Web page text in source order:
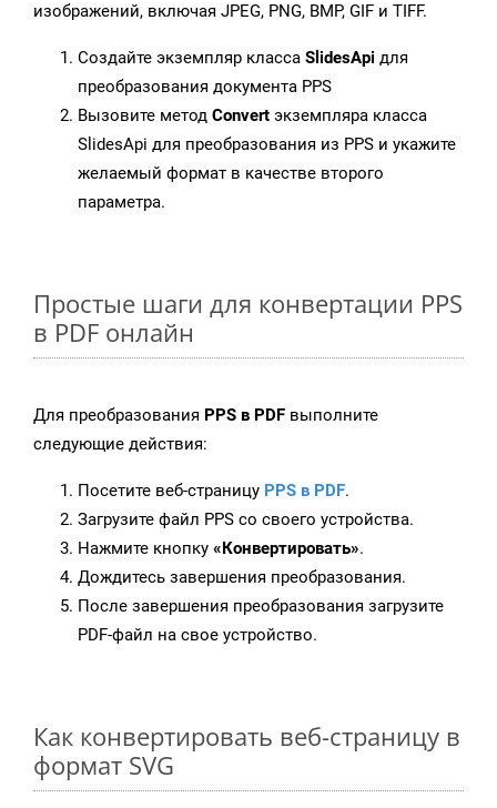
изображений, включая JPEG, PNG, BMP, GIF и TIFF.
Создайте экземпляр класса SlidesApi для
преобразования документа PPS
Вызовите метод Convert экземпляра класса
SlidesApi для преобразования из PPS и укажите
желаемый формат в качестве второго
параметра.
Простые шаги для конвертации PPS
в PDF онлайн
Для преобразования PPS в PDF выполните
следующие действия:
Посетите веб-страницу PPS в PDF.
Загрузите файл PPS со своего устройства.
Нажмите кнопку «Конвертировать».
Дождитесь завершения преобразования.
После завершения преобразования загрузите
PDF-файл на свое устройство.
Как конвертировать веб-страницу в
формат SVG